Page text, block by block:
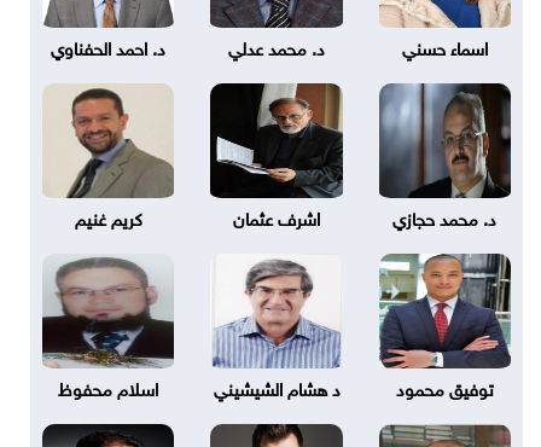
اسماء حسني د. محمد عدلي د. احمد الحفناوي
د. محمد حجازي اشرف عثمان كريم غنيم
توفيق محمود د هشام الشيشيني اسلام محفوظ